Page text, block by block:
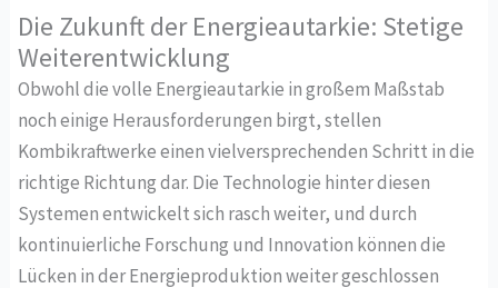
Die Zukunft der Energieautarkie: Stetige
Weiterentwicklung
Obwohl die volle Energieautarkie in großem Maßstab
noch einige Herausforderungen birgt, stellen
Kombikraftwerke einen vielversprechenden Schritt in die
richtige Richtung dar. Die Technologie hinter diesen
Systemen entwickelt sich rasch weiter, und durch
kontinuierliche Forschung und Innovation können die
Lücken in der Energieproduktion weiter geschlossen